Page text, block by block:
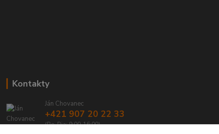
Kontakty
Ján Chovanec
+421 907 20 22 33
(Po-Pia: 9:00-16:00)